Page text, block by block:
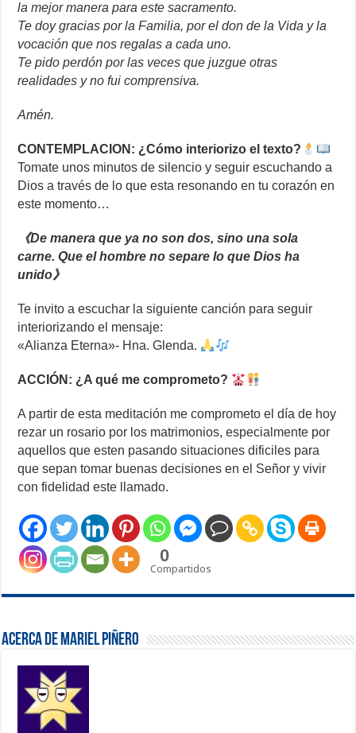
la mejor manera para este sacramento.
Te doy gracias por la Familia, por el don de la Vida y la
vocación que nos regalas a cada uno.
Te pido perdón por las veces que juzgue otras
realidades y no fui comprensiva.
Amén.
CONTEMPLACION: ¿Cómo interiorizo el texto?
Tomate unos minutos de silencio y seguir escuchando a
Dios a través de lo que esta resonando en tu corazón en
este momento…
《De manera que ya no son dos, sino una sola
carne. Que el hombre no separe lo que Dios ha
unido》
Te invito a escuchar la siguiente canción para seguir
interiorizando el mensaje:
«Alianza Eterna»- Hna. Glenda.
ACCIÓN : ¿A qué me comprometo?
A partir de esta meditación me comprometo el día de hoy
rezar un rosario por los matrimonios, especialmente por
aquellos que esten pasando situaciones dificiles para
que sepan tomar buenas decisiones en el Señor y vivir
con fidelidad este llamado.
0
Compartidos
Acerca de Mariel Piñero